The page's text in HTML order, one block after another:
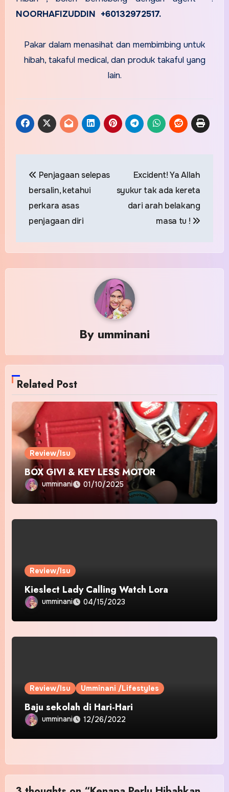
NOORHAFIZUDDIN +60132972517.
Pakar dalam menasihat dan membimbing untuk
hibah, takaful medical, dan produk takaful yang
lain.
navigation
Penjagaan selepas
bersalin, ketahui
perkara asas
penjagaan diri
Excident! Ya Allah
syukur tak ada kereta
dari arah belakang
masa tu !
By umminani
Related Post
Review/Isu
BOX GIVI & KEY LESS MOTOR
umminani 01/10/2025
Review/Isu
Kieslect Lady Calling Watch Lora
umminani 04/15/2023
Review/Isu Umminani /Lifestyles
Baju sekolah di Hari-Hari
umminani 12/26/2022